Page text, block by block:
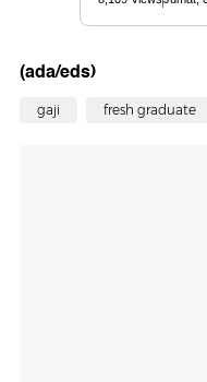
(ada/eds)
gaji fresh graduate